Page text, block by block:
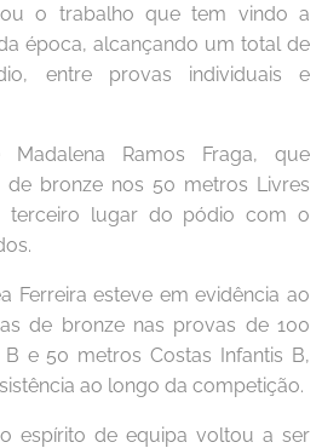
o trabalho que tem vindo a
época, alcançando um total de
entre provas individuais e
Madalena Ramos Fraga, que
bronze nos 50 metros Livres
terceiro lugar do pódio com o
Ferreira esteve em evidência ao
de bronze nas provas de 100
e 50 metros Costas Infantis B,
ao longo da competição.
espírito de equipa voltou a ser